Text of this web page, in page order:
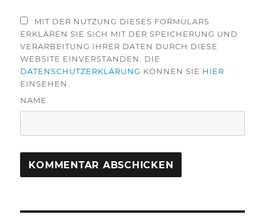
MIT DER NUTZUNG DIESES FORMULARS
ERKLÄREN SIE SICH MIT DER SPEICHERUNG UND
VERARBEITUNG IHRER DATEN DURCH DIESE
WEBSITE EINVERSTANDEN. DIE
DATENSCHUTZERKLÄRUNG KÖNNEN SIE HIER
EINSEHEN.
NAME